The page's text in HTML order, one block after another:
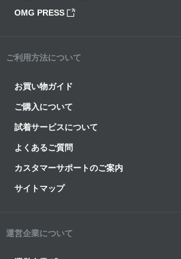
OMG PRESS
ご利用方法について
お買い物ガイド
ご購入について
試着サービスについて
よくあるご質問
カスタマーサポートのご案内
サイトマップ
運営企業について